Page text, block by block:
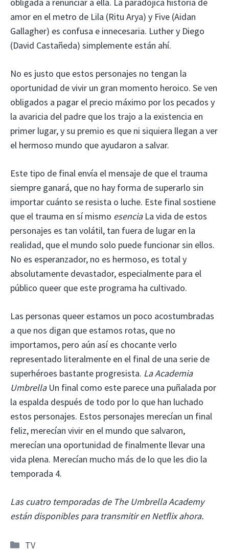
amor en el metro de Lila (Ritu Arya) y Five (Aidan
Gallagher) es confusa e innecesaria. Luther y Diego
(David Castañeda) simplemente están ahí.
No es justo que estos personajes no tengan la
oportunidad de vivir un gran momento heroico. Se ven
obligados a pagar el precio máximo por los pecados y
la avaricia del padre que los trajo a la existencia en
primer lugar, y su premio es que ni siquiera llegan a ver
el hermoso mundo que ayudaron a salvar.
Este tipo de final envía el mensaje de que el trauma
siempre ganará, que no hay forma de superarlo sin
importar cuánto se resista o luche. Este final sostiene
que el trauma en sí mismo esencia La vida de estos
personajes es tan volátil, tan fuera de lugar en la
realidad, que el mundo solo puede funcionar sin ellos.
No es esperanzador, no es hermoso, es total y
absolutamente devastador, especialmente para el
público queer que este programa ha cultivado.
Las personas queer estamos un poco acostumbradas
a que nos digan que estamos rotas, que no
importamos, pero aún así es chocante verlo
representado literalmente en el final de una serie de
superhéroes bastante progresista. La Academia
Umbrella Un final como este parece una puñalada por
la espalda después de todo por lo que han luchado
estos personajes. Estos personajes merecían un final
feliz, merecían vivir en el mundo que salvaron,
merecían una oportunidad de finalmente llevar una
vida plena. Merecían mucho más de lo que les dio la
temporada 4.
Las cuatro temporadas de The Umbrella Academy
están disponibles para transmitir en Netflix ahora.
Categorías
TV